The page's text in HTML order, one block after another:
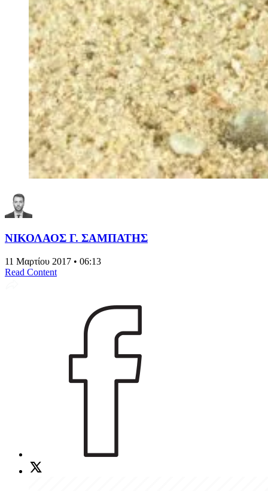
ΝΙΚΟΛΑΟΣ Γ. ΣΑΜΠΑΤΗΣ
11 Μαρτίου 2017 • 06:13
Read Content